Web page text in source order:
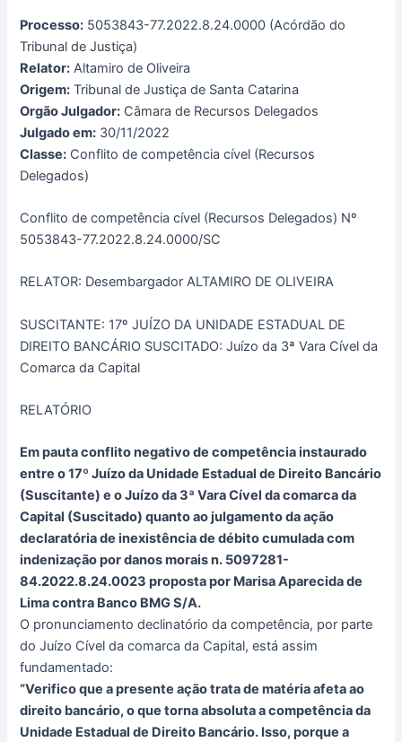
Processo: 5053843-77.2022.8.24.0000 (Acórdão do
Tribunal de Justiça)
Relator: Altamiro de Oliveira
Origem: Tribunal de Justiça de Santa Catarina
Orgão Julgador: Câmara de Recursos Delegados
Julgado em: 30/11/2022
Classe: Conflito de competência cível (Recursos
Delegados)
Conflito de competência cível (Recursos Delegados) Nº
5053843-77.2022.8.24.0000/SC
RELATOR: Desembargador ALTAMIRO DE OLIVEIRA
SUSCITANTE: 17º JUÍZO DA UNIDADE ESTADUAL DE
DIREITO BANCÁRIO SUSCITADO: Juízo da 3ª Vara Cível da
Comarca da Capital
RELATÓRIO
Em pauta conflito negativo de competência instaurado
entre o 17º Juízo da Unidade Estadual de Direito Bancário
(Suscitante) e o Juízo da 3ª Vara Cível da comarca da
Capital (Suscitado) quanto ao julgamento da ação
declaratória de inexistência de débito cumulada com
indenização por danos morais n. 5097281-
84.2022.8.24.0023 proposta por Marisa Aparecida de
Lima contra Banco BMG S/A.
O pronunciamento declinatório da competência, por parte
do Juízo Cível da comarca da Capital, está assim
fundamentado:
“Verifico que a presente ação trata de matéria afeta ao
direito bancário, o que torna absoluta a competência da
Unidade Estadual de Direito Bancário. Isso, porque a